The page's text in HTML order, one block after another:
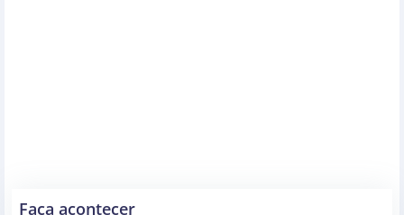
Faça acontecer